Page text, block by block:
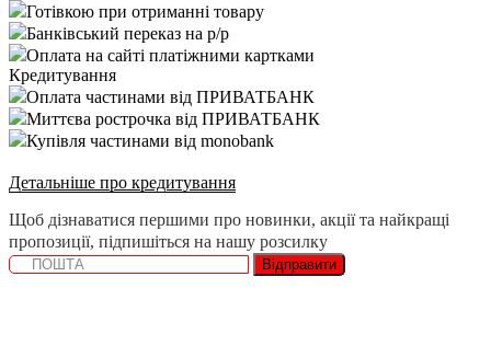
Готівкою при отриманні товару
Банківський переказ на р/р
Оплата на сайті платіжними картками
Кредитування
Оплата частинами від ПРИВАТБАНК
Миттєва рострочка від ПРИВАТБАНК
Купівля частинами від monobank
Детальніше про кредитування
Щоб дізнаватися першими про новинки, акції та найкращі
пропозиції, підпишіться на нашу розсилку
Відправити